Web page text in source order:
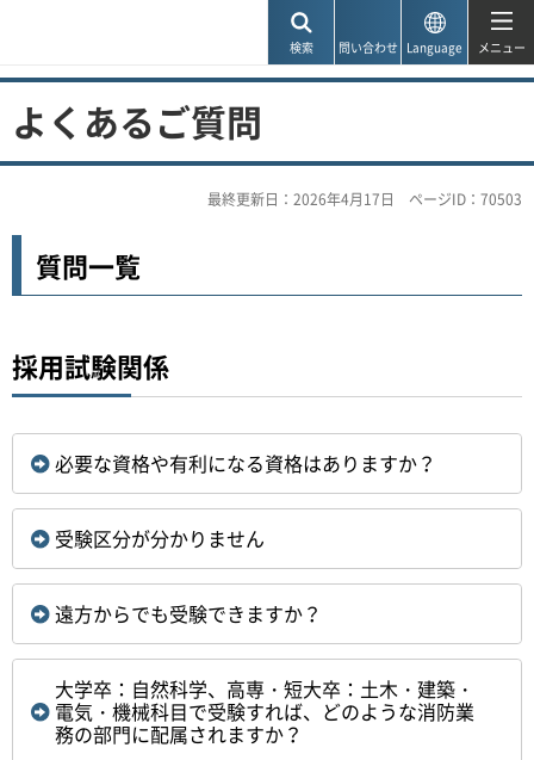
検索 問い合わせ Language メニュー
よくあるご質問
最終更新日：2026年4月17日 ページID：70503
質問一覧
採用試験関係
必要な資格や有利になる資格はありますか？
受験区分が分かりません
遠方からでも受験できますか？
大学卒：自然科学、高専・短大卒：土木・建築・
電気・機械科目で受験すれば、どのような消防業
務の部門に配属されますか？